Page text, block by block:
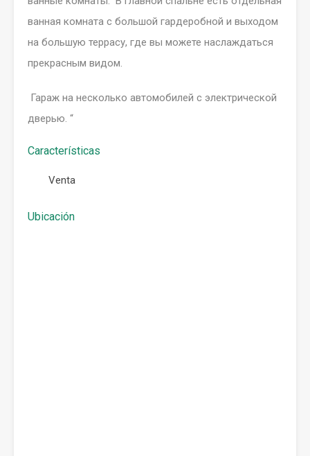
ванная комната с большой гардеробной и выходом
на большую террасу, где вы можете наслаждаться
прекрасным видом.
Гараж на несколько автомобилей с электрической
дверью. “
Características
Venta
Ubicación